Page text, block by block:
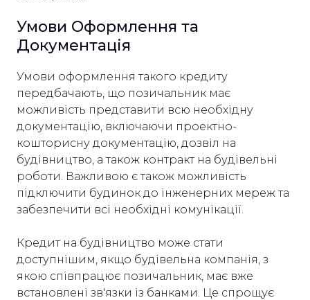
Умови Оформлення та
Документація
Умови оформлення такого кредиту
передбачають, що позичальник має
можливість представити всю необхідну
документацію, включаючи проектно-
кошторисну документацію, дозвіл на
будівництво, а також контракт на будівельні
роботи. Важливою є також можливість
підключити будинок до інженерних мереж та
забезпечити всі необхідні комунікації.
Кредит на будівництво може стати
доступнішим, якщо будівельна компанія, з
якою співпрацює позичальник, має вже
встановлені зв'язки із банками. Це спрощує